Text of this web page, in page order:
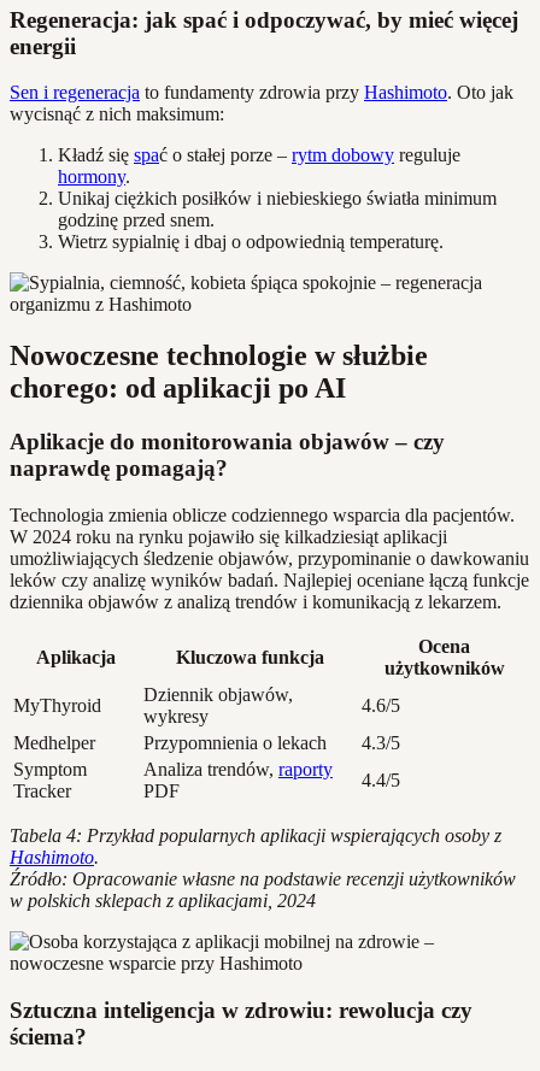
Regeneracja: jak spać i odpoczywać, by mieć więcej
energii
Sen i regeneracja to fundamenty zdrowia przy Hashimoto. Oto jak
wycisnąć z nich maksimum:
Kładź się spać o stałej porze – rytm dobowy reguluje
hormony.
Unikaj ciężkich posiłków i niebieskiego światła minimum
godzinę przed snem.
Wietrz sypialnię i dbaj o odpowiednią temperaturę.
Nowoczesne technologie w służbie
chorego: od aplikacji po AI
Aplikacje do monitorowania objawów – czy
naprawdę pomagają?
Technologia zmienia oblicze codziennego wsparcia dla pacjentów.
W 2024 roku na rynku pojawiło się kilkadziesiąt aplikacji
umożliwiających śledzenie objawów, przypominanie o dawkowaniu
leków czy analizę wyników badań. Najlepiej oceniane łączą funkcje
dziennika objawów z analizą trendów i komunikacją z lekarzem.
Aplikacja Kluczowa funkcja
Ocena
użytkowników
MyThyroid
Dziennik objawów,
wykresy
4.6/5
Medhelper
Przypomnienia o lekach
4.3/5
Symptom
Tracker
Analiza trendów, raporty
PDF
4.4/5
Tabela 4: Przykład popularnych aplikacji wspierających osoby z
Hashimoto.
Źródło: Opracowanie własne na podstawie recenzji użytkowników
w polskich sklepach z aplikacjami, 2024
Sztuczna inteligencja w zdrowiu: rewolucja czy
ściema?